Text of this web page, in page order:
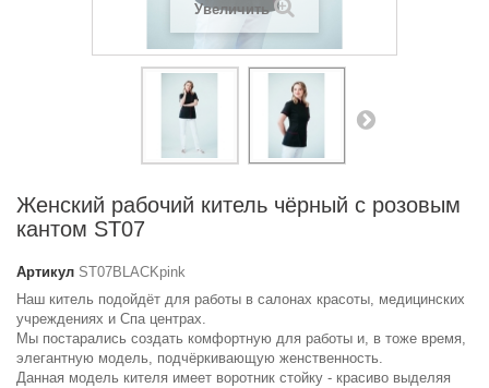
Увеличить
Женский рабочий китель чёрный с розовым
кантом ST07
Артикул ST07BLACKpink
Наш китель подойдёт для работы в салонах красоты, медицинских
учреждениях и Спа центрах.
Мы постарались создать комфортную для работы и, в тоже время,
элегантную модель, подчёркивающую женственность.
Данная модель кителя имеет воротник стойку - красиво выделяя